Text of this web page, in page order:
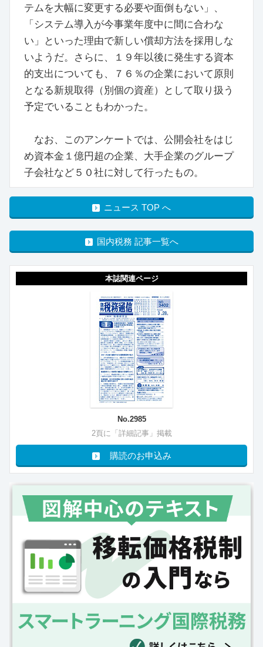
テムを大幅に変更する必要や面倒もない」、
「システム導入が今事業年度中に間に合わな
い」といった理由で新しい償却方法を採用しな
いようだ。さらに、１９年以後に発生する資本
的支出についても、７６％の企業において原則
となる新規取得（別個の資産）として取り扱う
予定でいることもわかった。
なお、このアンケートでは、公開会社をはじ
め資本金１億円超の企業、大手企業のグループ
子会社など５０社に対して行ったもの。
ニュース TOP へ
国内税務 記事一覧へ
本誌関連ページ
No.2985
2頁に「詳細記事」掲載
購読のお申込み